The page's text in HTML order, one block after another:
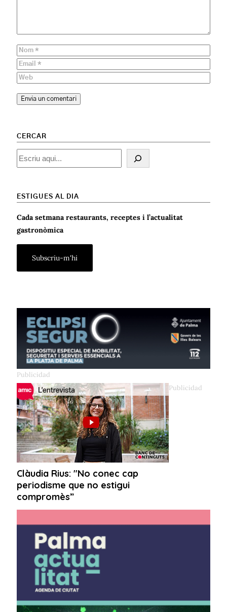
CERCAR
Cercar
ESTIGUES AL DIA
Cada setmana restaurants, receptes i l’actualitat
gastronòmica